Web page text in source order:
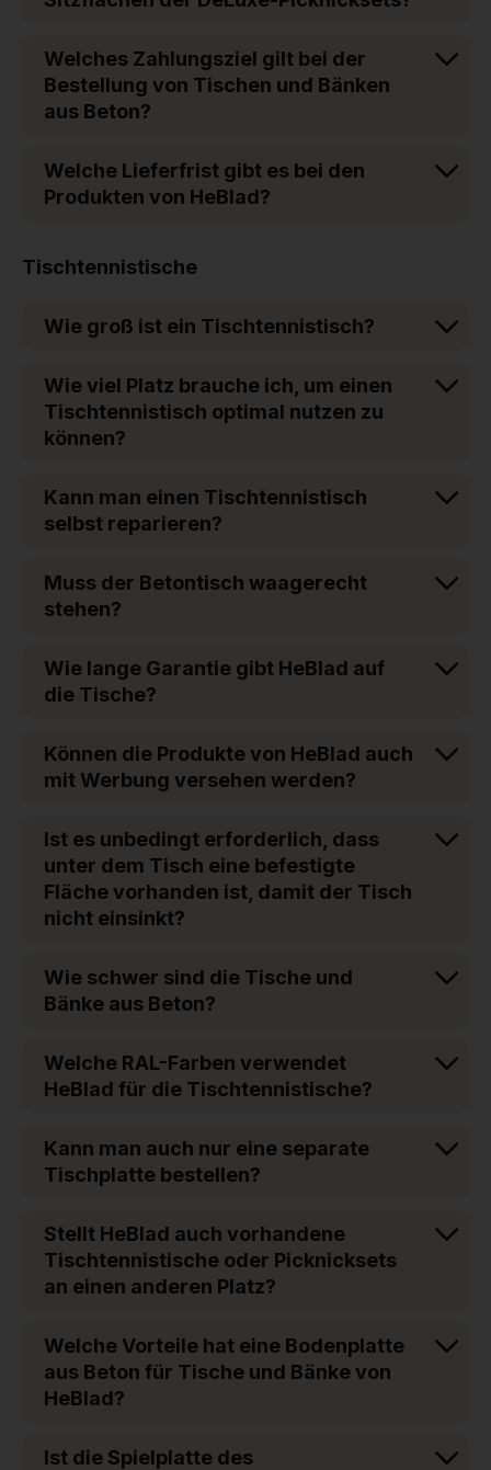
Welches Zahlungsziel gilt bei der
Bestellung von Tischen und Bänken
aus Beton?
Welche Lieferfrist gibt es bei den
Produkten von HeBlad?
Tischtennistische
Wie groß ist ein Tischtennistisch?
Wie viel Platz brauche ich, um einen
Tischtennistisch optimal nutzen zu
können?
Kann man einen Tischtennistisch
selbst reparieren?
Muss der Betontisch waagerecht
stehen?
Wie lange Garantie gibt HeBlad auf
die Tische?
Können die Produkte von HeBlad auch
mit Werbung versehen werden?
Ist es unbedingt erforderlich, dass
unter dem Tisch eine befestigte
Fläche vorhanden ist, damit der Tisch
nicht einsinkt?
Wie schwer sind die Tische und
Bänke aus Beton?
Welche RAL-Farben verwendet
HeBlad für die Tischtennistische?
Kann man auch nur eine separate
Tischplatte bestellen?
Stellt HeBlad auch vorhandene
Tischtennistische oder Picknicksets
an einen anderen Platz?
Welche Vorteile hat eine Bodenplatte
aus Beton für Tische und Bänke von
HeBlad?
Ist die Spielplatte des